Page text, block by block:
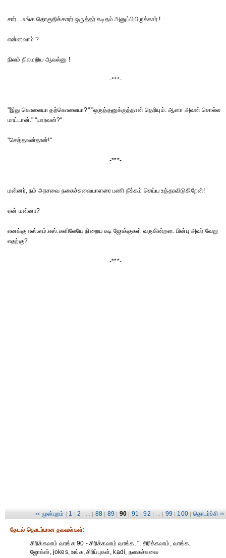
சார்... உங்க தொகுதிக்காரர் ஒருத்தர் கடிதம் அனுப்பியிருக்கார் !
என்னவாம் ?
நிலம் நிலமறிய ஆவல்னு !
-***-
"இது கொலையா தற்கொலையா?" "ஒருத்தனுக்குத்தான் தெரியும். ஆனா அவன் சொல்ல
மாட்டான்." "யாரவன்?"
"செத்தவன்தான்!"
-***-
மன்னர், நம் அரசவை நகைச்சுவையாளரை பணி நீக்கம் செய்ய உத்தரவிடுகிறேன்!
ஏன் மன்னா?
எனக்கு எஸ்.எம்.எஸ்.களிலேயே நிறைய கடி ஜோக்குகள் வருகின்றன. பின்பு அவர் வேறு
எதற்கு?
-***-
‹‹ முன்புறம் | 1 | 2 | ... | 88 | 89 | 90 | 91 | 92 | ... | 99 | 100 | தொடர்ச்சி ››
தேட‌ல் தொட‌ர்பான தகவ‌ல்க‌ள்:
சிரிக்கலாம் வாங்க 90 - சிரிக்கலாம் வாங்க, ", சிரிக்கலாம், வாங்க,
ஜோக்ஸ், jokes, உங்க, சிரிப்புகள், kadi, நகைச்சுவை